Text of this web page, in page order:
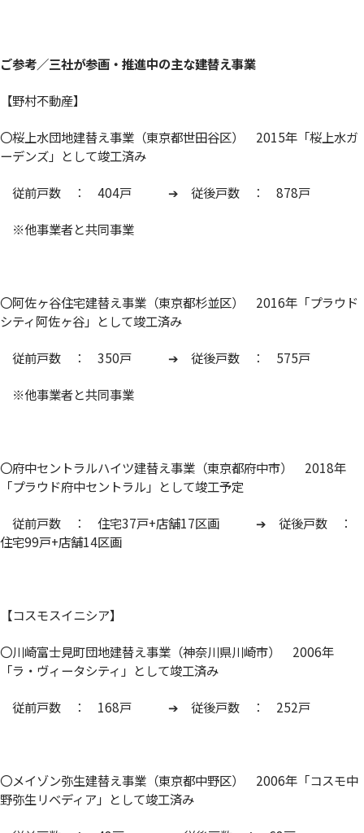
ご参考／三社が参画・推進中の主な建替え事業
【野村不動産】
〇桜上水団地建替え事業（東京都世田谷区） 2015年「桜上水ガ
ーデンズ」として竣工済み
従前戸数 ： 404戸 ➔ 従後戸数 ： 878戸
※他事業者と共同事業
〇阿佐ヶ谷住宅建替え事業（東京都杉並区） 2016年「プラウド
シティ阿佐ヶ谷」として竣工済み
従前戸数 ： 350戸 ➔ 従後戸数 ： 575戸
※他事業者と共同事業
〇府中セントラルハイツ建替え事業（東京都府中市） 2018年
「プラウド府中セントラル」として竣工予定
従前戸数 ： 住宅37戸+店舗17区画 ➔ 従後戸数 ：
住宅99戸+店舗14区画
【コスモスイニシア】
〇川崎富士見町団地建替え事業（神奈川県川崎市） 2006年
「ラ・ヴィータシティ」として竣工済み
従前戸数 ： 168戸 ➔ 従後戸数 ： 252戸
〇メイゾン弥生建替え事業（東京都中野区） 2006年「コスモ中
野弥生リベディア」として竣工済み